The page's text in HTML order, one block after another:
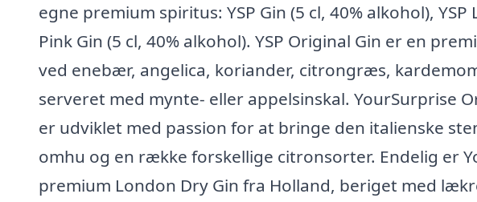
egne premium spiritus: YSP Gin (5 cl, 40% alkohol),
Pink Gin (5 cl, 40% alkohol). YSP Original Gin er en
ved enebær, angelica, koriander, citrongræs,
serveret med mynte- eller appelsinskal. YourSurprise
er udviklet med passion for at bringe den italienske
omhu og en række forskellige citronsorter. Endelig er
premium London Dry Gin fra Holland, beriget med